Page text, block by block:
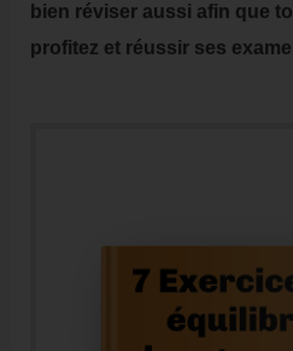
bien réviser aussi afin que
profitez et réussir ses